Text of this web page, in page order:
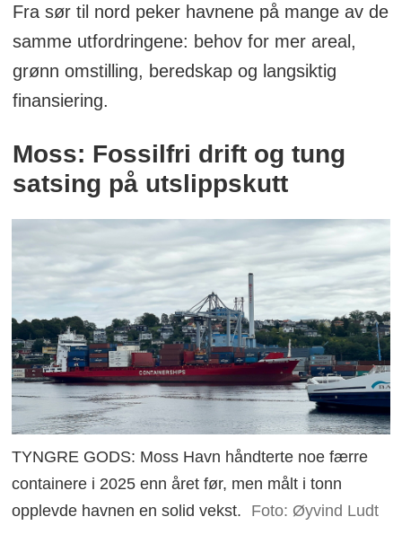
Fra sør til nord peker havnene på mange av de
samme utfordringene: behov for mer areal,
grønn omstilling, beredskap og langsiktig
finansiering.
Moss: Fossilfri drift og tung
satsing på utslippskutt
TYNGRE GODS: Moss Havn håndterte noe færre
containere i 2025 enn året før, men målt i tonn
opplevde havnen en solid vekst.
Foto: Øyvind Ludt